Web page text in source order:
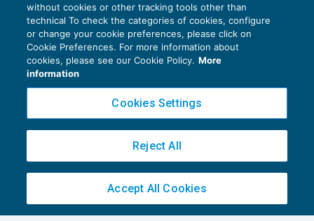
Indicazioni del CNDCEC sulla relazione di
revisione
without cookies or other tracking tools other than
technical To check the categories of cookies, configure
or change your cookie preferences, please click on
Cookie Preferences. For more information about
cookies, please see our Cookie Policy. More
information
Cookies Settings
Reject All
Accept All Cookies